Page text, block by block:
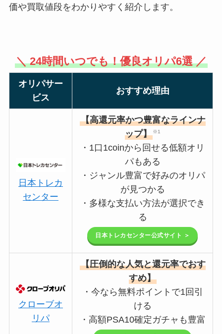
価や買取値段をわかりやすく紹介します。
＼ 24時間いつでも！優良オリパ6選 ／
オリパサー
ビス
おすすめ理由
日本トレカ
センター
【高還元率かつ豊富なラインナ
ップ】 ※1
・1口1coinから回せる低額オリ
パもある
・ジャンル豊富で好みのオリパ
が見つかる
・多様な支払い方法が選択でき
る
日本トレカセンター公式サイト ＞
クローブオ
リパ
【圧倒的な人気と還元率でおす
すめ】
・今なら無料ポイントで1回引
ける
・高額PSA10確定ガチャも豊富